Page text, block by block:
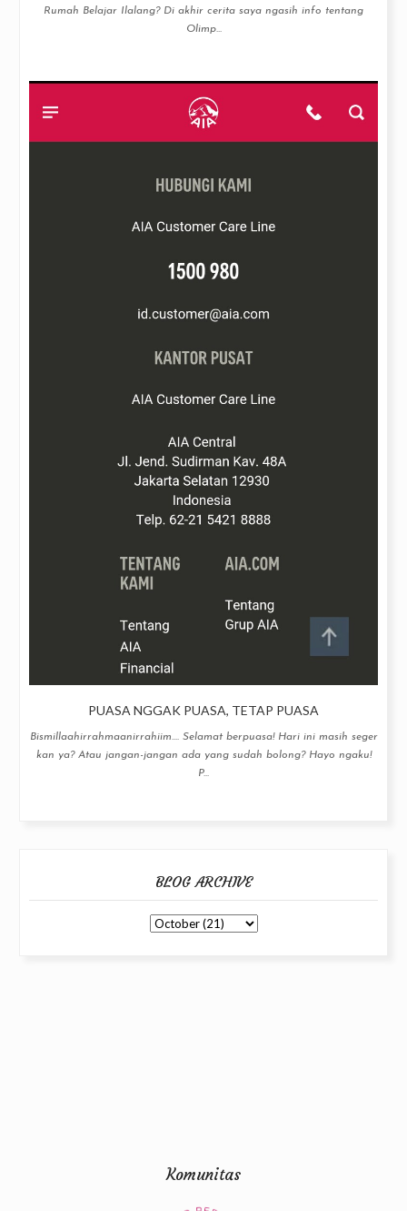
Rumah Belajar Ilalang? Di akhir cerita saya ngasih info tentang
Olimp...
PUASA NGGAK PUASA, TETAP PUASA
Bismillaahirrahmaanirrahiim.... Selamat berpuasa! Hari ini masih seger
kan ya? Atau jangan-jangan ada yang sudah bolong? Hayo ngaku!
P...
BLOG ARCHIVE
Komunitas